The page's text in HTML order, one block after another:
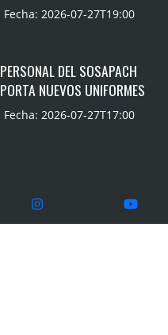
Fecha: 2026-07-27T19:00
PERSONAL DEL SOSAPACH
PORTA NUEVOS UNIFORMES
Fecha: 2026-07-27T17:00